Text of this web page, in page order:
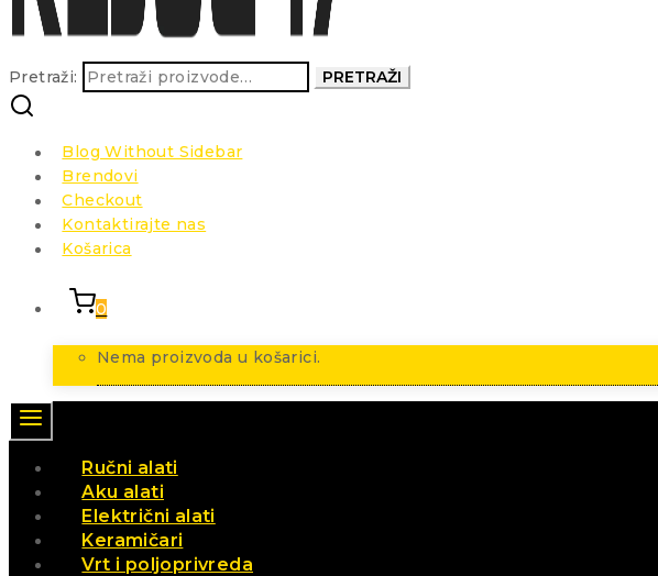
Pretraži: PRETRAŽI
Blog Without Sidebar
Brendovi
Checkout
Kontaktirajte nas
Košarica
0
Nema proizvoda u košarici.
Ručni alati
Aku alati
Električni alati
Keramičari
Vrt i poljoprivreda